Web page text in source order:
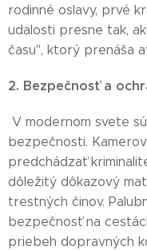
rodinné oslavy, prvé
udalosti presne tak,
času", ktorý prenáša
2. Bezpečnosť a
V modernom svete
bezpečnosti.
predchádzať
dôležitý dôkazový
trestných činov.
bezpečnosť na
priebeh dopravných